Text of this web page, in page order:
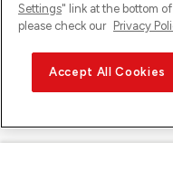
Settings" link at the bottom
please check our Privacy
Accept All Cookies